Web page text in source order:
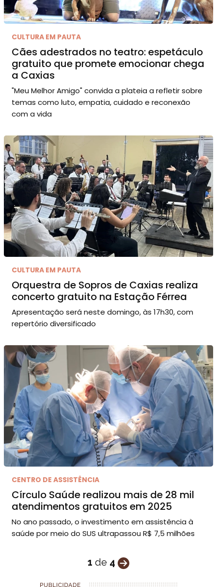
CULTURA EM PAUTA
Cães adestrados no teatro: espetáculo
gratuito que promete emocionar chega
a Caxias
"Meu Melhor Amigo" convida a plateia a refletir sobre
temas como luto, empatia, cuidado e reconexão
com a vida
CULTURA EM PAUTA
Orquestra de Sopros de Caxias realiza
concerto gratuito na Estação Férrea
Apresentação será neste domingo, às 17h30, com
repertório diversificado
CENTRO DE ASSISTÊNCIA
Círculo Saúde realizou mais de 28 mil
atendimentos gratuitos em 2025
No ano passado, o investimento em assistência à
saúde por meio do SUS ultrapassou R$ 7,5 milhões
1 de 4